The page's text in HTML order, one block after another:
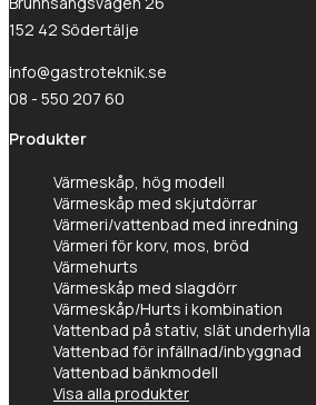
152 42 Södertälje
info@gastroteknik.se
08 - 550 207 60
Produkter
Värmeskåp, hög modell
Värmeskåp med skjutdörrar
Värmeri/vattenbad med inredning
Värmeri för korv, mos, bröd
Värmehurts
Värmeskåp med slagdörr
Värmeskåp/Hurts i kombination
Vattenbad på stativ, slät underhylla
Vattenbad för infällnad/inbyggnad
Vattenbad bänkmodell
Visa alla produkter